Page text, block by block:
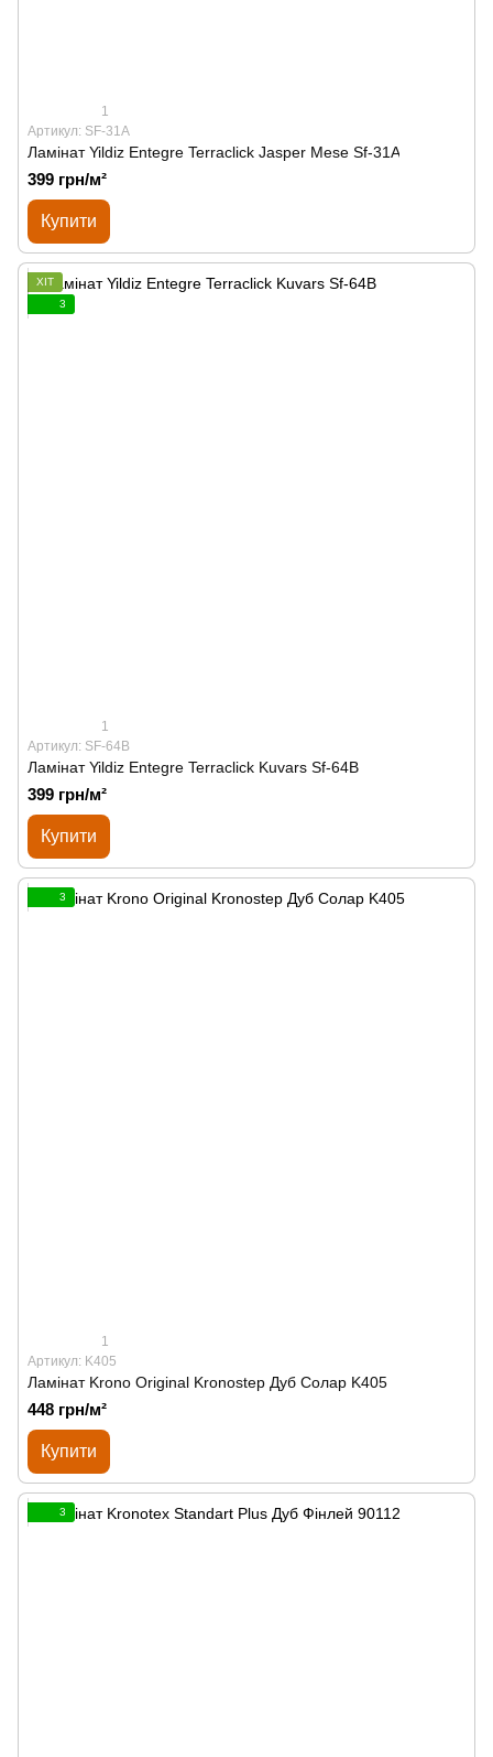
1
Артикул: SF-31A
Ламінат Yildiz Entegre Terraclick Jasper Mese Sf-31A
399 грн/м²
Купити
ХІТ
3
1
Артикул: SF-64B
Ламінат Yildiz Entegre Terraclick Kuvars Sf-64B
399 грн/м²
Купити
3
1
Артикул: K405
Ламінат Krono Original Kronostep Дуб Солар K405
448 грн/м²
Купити
3